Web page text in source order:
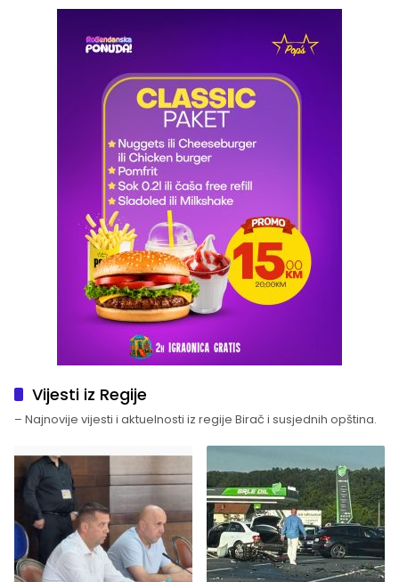
Vijesti iz Regije
– Najnovije vijesti i aktuelnosti iz regije Birač i susjednih opština.